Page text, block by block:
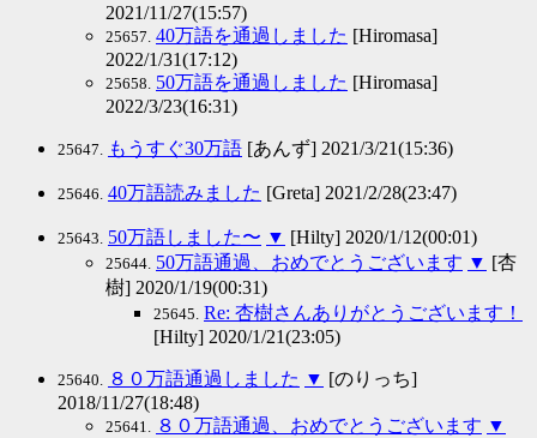
2021/11/27(15:57)
25657. 40万語を通過しました [Hiromasa]
2022/1/31(17:12)
25658. 50万語を通過しました [Hiromasa]
2022/3/23(16:31)
25647. もうすぐ30万語 [あんず] 2021/3/21(15:36)
25646. 40万語読みました [Greta] 2021/2/28(23:47)
25643. 50万語しました〜 ▼ [Hilty] 2020/1/12(00:01)
25644. 50万語通過、おめでとうございます ▼ [杏
樹] 2020/1/19(00:31)
25645. Re: 杏樹さんありがとうございます！
[Hilty] 2020/1/21(23:05)
25640. ８０万語通過しました ▼ [のりっち]
2018/11/27(18:48)
25641. ８０万語通過、おめでとうございます ▼